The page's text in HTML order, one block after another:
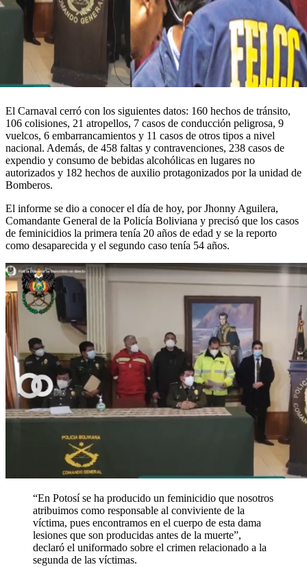
El Carnaval cerró con los siguientes datos: 160 hechos de tránsito,
106 colisiones, 21 atropellos, 7 casos de conducción peligrosa, 9
vuelcos, 6 embarrancamientos y 11 casos de otros tipos a nivel
nacional. Además, de 458 faltas y contravenciones, 238 casos de
expendio y consumo de bebidas alcohólicas en lugares no
autorizados y 182 hechos de auxilio protagonizados por la unidad de
Bomberos.
El informe se dio a conocer el día de hoy, por Jhonny Aguilera,
Comandante General de la Policía Boliviana y precisó que los casos
de feminicidios la primera tenía 20 años de edad y se la reporto
como desaparecida y el segundo caso tenía 54 años.
“En Potosí se ha producido un feminicidio que nosotros
atribuimos como responsable al conviviente de la
víctima, pues encontramos en el cuerpo de esta dama
lesiones que son producidas antes de la muerte”,
declaró el uniformado sobre el crimen relacionado a la
segunda de las víctimas.